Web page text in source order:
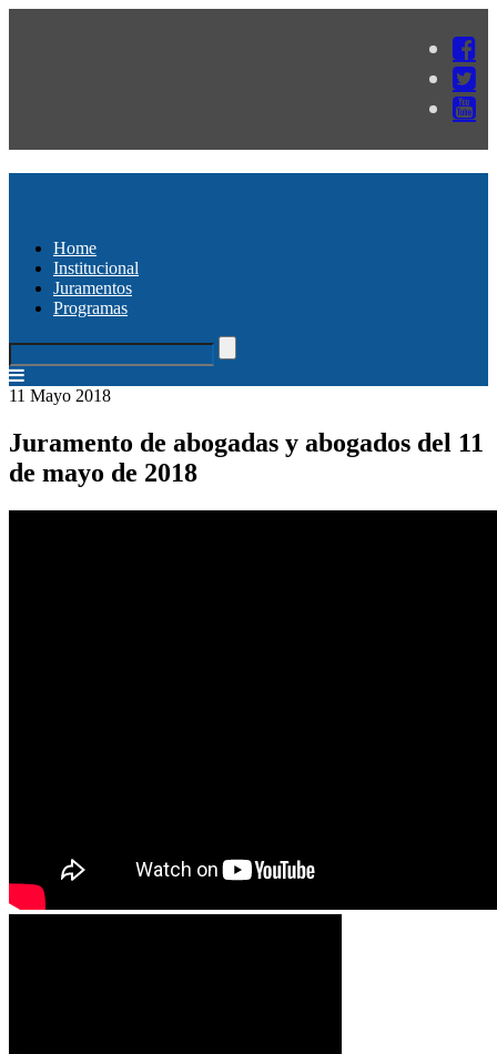
Home
Institucional
Juramentos
Programas
11 Mayo 2018
Juramento de abogadas y abogados del 11
de mayo de 2018